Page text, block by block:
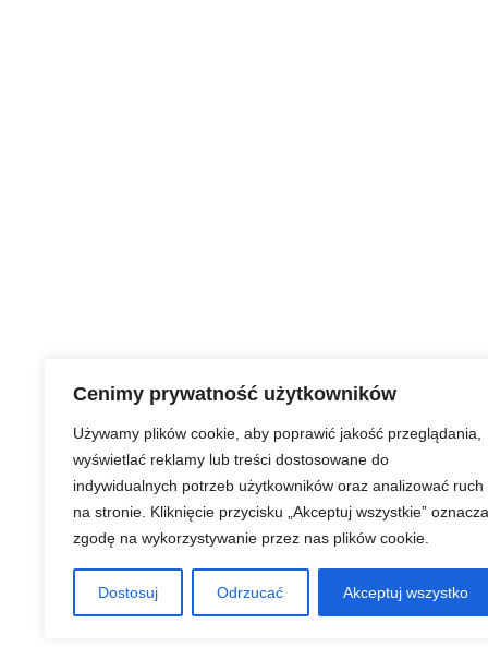
Cenimy prywatność użytkowników
Używamy plików cookie, aby poprawić jakość przeglądania,
wyświetlać reklamy lub treści dostosowane do
indywidualnych potrzeb użytkowników oraz analizować ruch
na stronie. Kliknięcie przycisku „Akceptuj wszystkie” oznacza
zgodę na wykorzystywanie przez nas plików cookie.
Dostosuj Odrzucać Akceptuj wszystko